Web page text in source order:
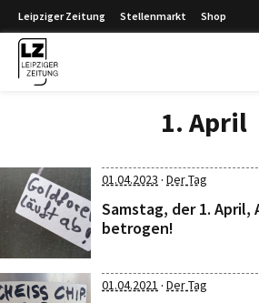
Leipziger Zeitung Stellenmarkt Shop
1. April
01.04.2023 · Der Tag
Samstag, der 1. April,
betrogen!
01.04.2021 · Der Tag